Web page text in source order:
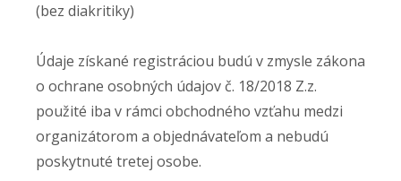
(bez diakritiky)
Údaje získané registráciou budú v zmysle zákona
o ochrane osobných údajov č. 18/2018 Z.z.
použité iba v rámci obchodného vzťahu medzi
organizátorom a objednávateľom a nebudú
poskytnuté tretej osobe.